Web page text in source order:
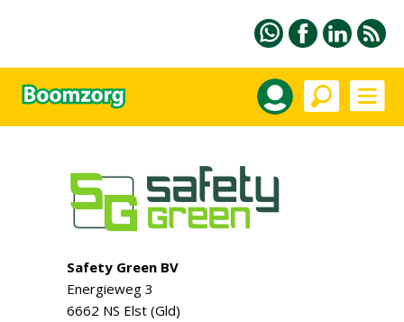
Safety Green BV
Energieweg 3
6662 NS Elst (Gld)